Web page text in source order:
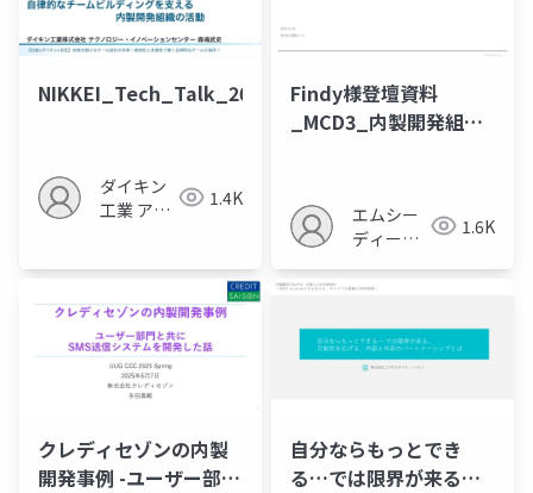
NIKKEI_Tech_Talk_202601_daikin
ダイキン
工業 アジ
ー
1.4K
Findy様登壇資料
_MCD3_内製開発組織
エムシー
ディース
会社
1.6K
クレディセゾンの内製
開発事例 -ユーザー部門
自分ならもっとでき
る…では限界が来る。